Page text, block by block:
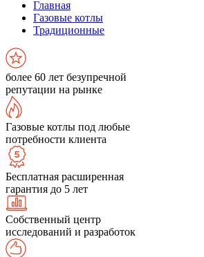
Главная
Газовые котлы
Традиционные
более 60 лет безупречной
репутации на рынке
Газовые котлы под любые
потребности клиента
Бесплатная расширенная
гарантия до 5 лет
Собственный центр
исследований и разработок